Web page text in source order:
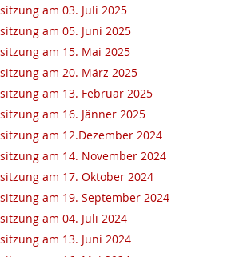
am 03. Juli 2025
am 05. Juni 2025
am 15. Mai 2025
am 20. März 2025
am 13. Februar 2025
am 16. Jänner 2025
am 12.Dezember 2024
am 14. November 2024
am 17. Oktober 2024
am 19. September 2024
am 04. Juli 2024
am 13. Juni 2024